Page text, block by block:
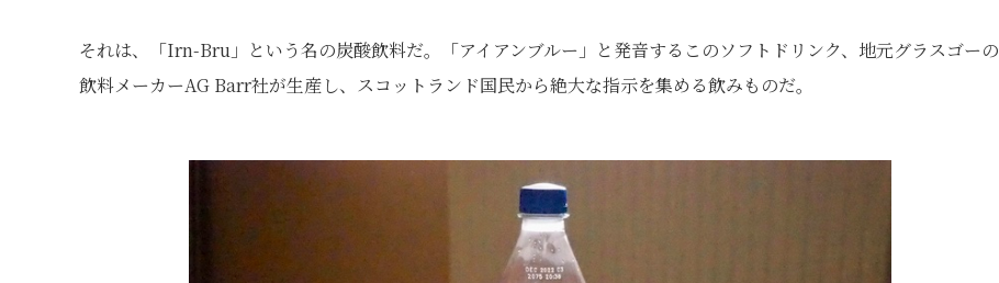
それは、「Irn-Bru」という名の炭酸飲料だ。「アイアンブルー」と発音するこのソフトドリンク、地元グラスゴーの
飲料メーカーAG Barr社が生産し、スコットランド国民から絶大な指示を集める飲みものだ。